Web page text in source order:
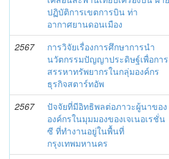
ปฏิบัติการเขตการบิน ท่า
อากาศยานดอนเมือง
2567
การวิจัยเรื่องการศึกษาการนำ
นวัตกรรมปัญญาประดิษฐ์เพื่อการ
สรรหาทรัพยากรในกลุ่มองค์กร
ธุรกิจสตาร์ทอัพ
2567
ปัจจัยที่มีอิทธิพลต่อภาวะผู้นาของ
องค์กรในมุมมองของเจเนอเรชั่น
ซี ที่ทำงานอยู่ในพื้นที่
กรุงเทพมหานคร